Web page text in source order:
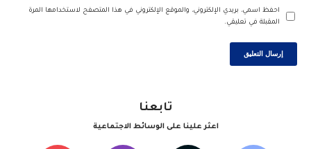
احفظ اسمي، بريدي الإلكتروني، والموقع الإلكتروني في هذا المتصفح لاستخدامها المرة
المقبلة في تعليقي.
تابعنا
اعثر علينا على الوسائط الاجتماعية